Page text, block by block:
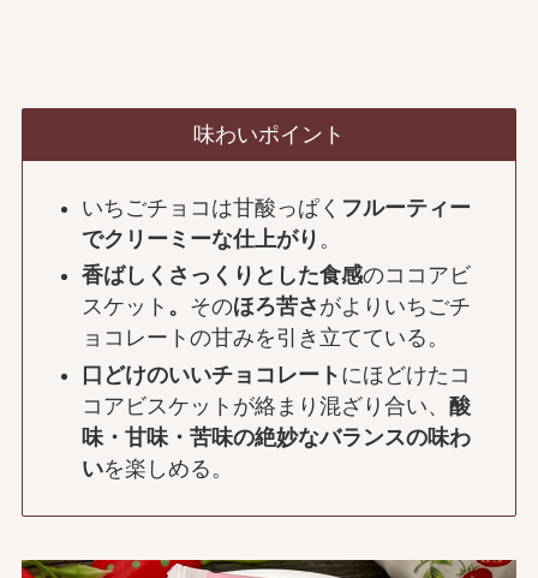
味わいポイント
いちごチョコは甘酸っぱく フルーティー
でクリーミーな仕上がり 。
香ばしくさっくりとした食感のココアビ
スケット 。 そのほろ苦さ がよりいちごチ
ョコレートの甘みを引き立てている。
口どけのいいチョコレート にほどけたコ
コアビスケットが絡まり混ざり合い、酸
味・甘味・苦味の絶妙なバランスの味わ
いを楽しめる。